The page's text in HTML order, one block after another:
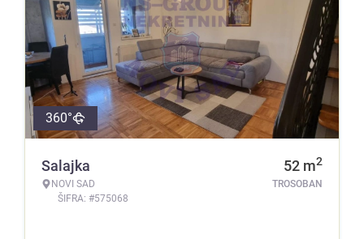
360°
Salajka
NOVI SAD
ŠIFRA: #575068
52 m2
TROSOBAN